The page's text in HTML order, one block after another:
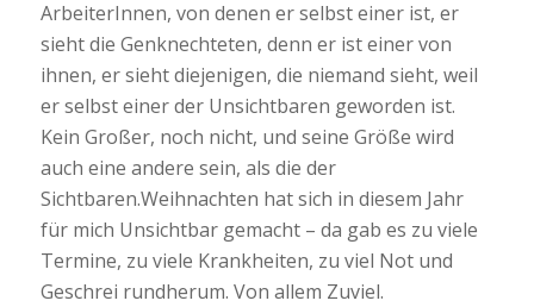
ArbeiterInnen, von denen er selbst einer ist, er
sieht die Genknechteten, denn er ist einer von
ihnen, er sieht diejenigen, die niemand sieht, weil
er selbst einer der Unsichtbaren geworden ist.
Kein Großer, noch nicht, und seine Größe wird
auch eine andere sein, als die der
Sichtbaren.Weihnachten hat sich in diesem Jahr
für mich Unsichtbar gemacht – da gab es zu viele
Termine, zu viele Krankheiten, zu viel Not und
Geschrei rundherum. Von allem Zuviel.